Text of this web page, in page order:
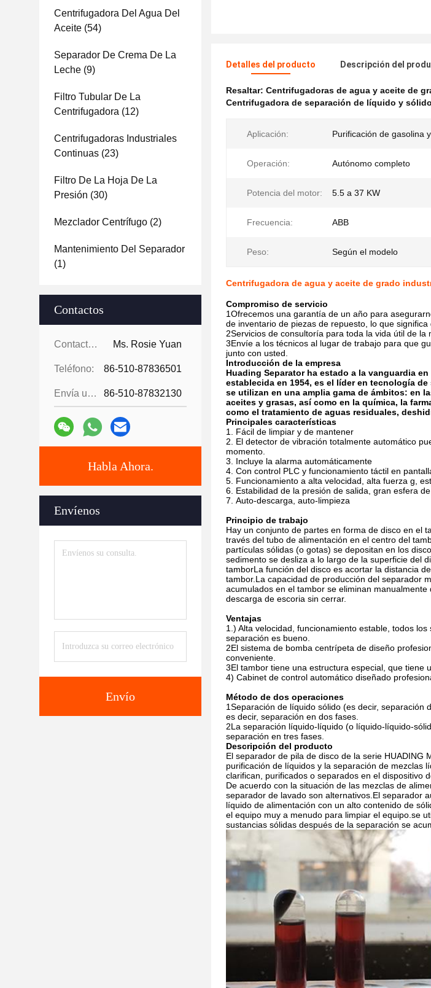
Centrifugadora Del Agua Del
Aceite (54)
Separador De Crema De La
Leche (9)
Filtro Tubular De La
Centrifugadora (12)
Centrifugadoras Industriales
Continuas (23)
Filtro De La Hoja De La
Presión (30)
Mezclador Centrífugo (2)
Mantenimiento Del Separador
(1)
Contactos
Contactos: Ms. Rosie Yuan
Teléfono: 86-510-87836501
Envía un fax.: 86-510-87832130
Habla Ahora.
Envíenos
Envío
Detalles del producto Descripción del
Resaltar: Centrifugadoras de agua y aceite de
Centrifugadora de separación de líquido y
Aplicación: Purificación de gasolina
Operación: Autónomo completo
Potencia del motor: 5.5 a 37 KW
Frecuencia: ABB
Peso: Según el modelo
Centrifugadora de agua y aceite de grado
Compromiso de servicio
1Ofrecemos una garantía de un año para
de inventario de piezas de repuesto, lo que
2Servicios de consultoría para toda la vida útil de
3Envíe a los técnicos al lugar de trabajo para que
junto con usted.
Introducción de la empresa
Huading Separator ha estado a la vanguardia
establecida en 1954, es el líder en tecnología
se utilizan en una amplia gama de ámbitos: en
aceites y grasas, así como en la química, la
como el tratamiento de aguas residuales,
Principales características
Fácil de limpiar y de mantener
El detector de vibración totalmente automático
momento.
Incluye la alarma automáticamente
Con control PLC y funcionamiento táctil en
Funcionamiento a alta velocidad, alta fuerza g,
Estabilidad de la presión de salida, gran esfera
Auto-descarga, auto-limpieza
Principio de trabajo
Hay un conjunto de partes en forma de disco en el
través del tubo de alimentación en el centro del
partículas sólidas (o gotas) se depositan en los
sedimento se desliza a lo largo de la superficie del
tamborLa función del disco es acortar la distancia
tambor.La capacidad de producción del separador
acumulados en el tambor se eliminan
descarga de escoria sin cerrar.
Ventajas
1.) Alta velocidad, funcionamiento estable, todos
separación es bueno.
2El sistema de bomba centrípeta de diseño
conveniente.
3El tambor tiene una estructura especial, que tiene
4) Cabinet de control automático diseñado
Método de dos operaciones
1Separación de líquido sólido (es decir, separación
es decir, separación en dos fases.
2La separación líquido-líquido (o líquido-líquido-
separación en tres fases.
Descripción del producto
El separador de pila de disco de la serie HUADING
purificación de líquidos y la separación de mezclas
clarifican, purificados o separados en el dispositivo
De acuerdo con la situación de las mezclas de
separador de lavado son alternativos.El separador
líquido de alimentación con un alto contenido de
el equipo muy a menudo para limpiar el equipo.se
sustancias sólidas después de la separación se